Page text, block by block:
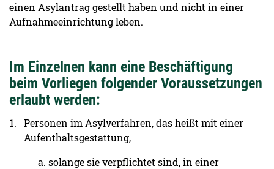
einen Asylantrag gestellt haben und nicht in einer
Aufnahmeeinrichtung leben.
Im Einzelnen kann eine Beschäftigung
beim Vorliegen folgender Voraussetzungen
erlaubt werden:
Personen im Asylverfahren, das heißt mit einer
Aufenthaltsgestattung,
a. solange sie verpflichtet sind, in einer